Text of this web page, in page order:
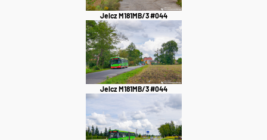
Jelcz M181MB/3 #044
Jelcz M181MB/3 #044